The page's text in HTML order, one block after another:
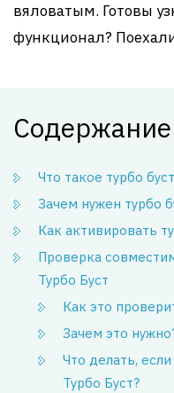
вяловатым. Готовы
функционал?
Содержание
Что такое турбо
Зачем нужен турбо
Как активировать
Проверка
Турбо Буст
Как это
Зачем это
Что делать,
Турбо Буст?